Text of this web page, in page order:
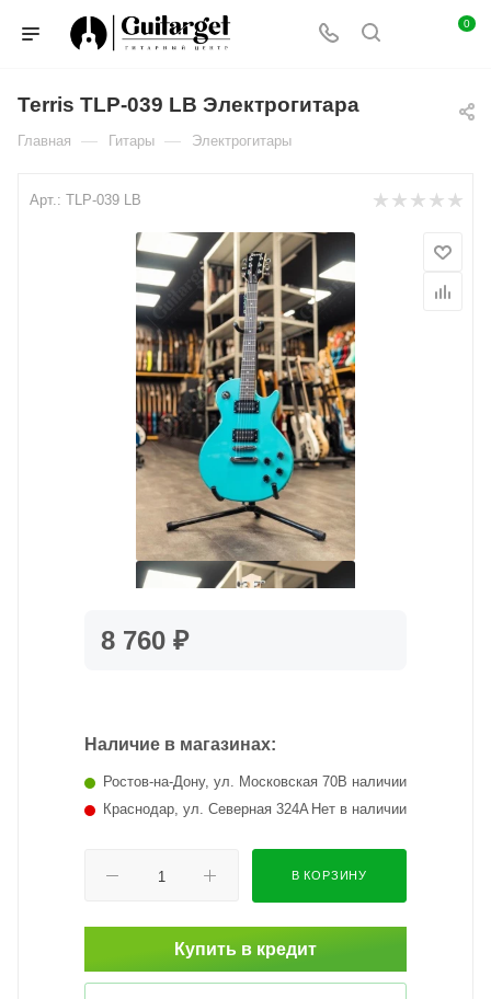
0
Terris TLP-039 LB Электрогитара
Главная — Гитары — Электрогитары
Арт.: TLP-039 LB
8 760 ₽
Наличие в магазинах:
Краснодар, ул. Северная 324А Нет в наличии
Ростов-на-Дону, ул. Московская 70В наличии
В КОРЗИНУ
Купить в кредит